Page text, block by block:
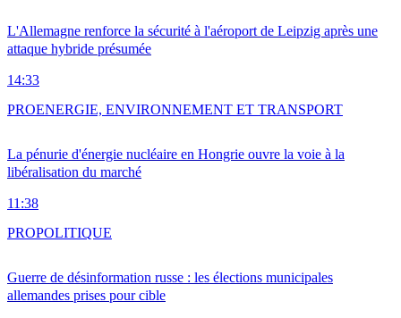
L'Allemagne renforce la sécurité à l'aéroport de Leipzig après une
attaque hybride présumée
14:33
La pénurie d'énergie nucléaire en Hongrie ouvre la voie à la
libéralisation du marché
11:38
PROENERGIE, ENVIRONNEMENT ET TRANSPORT
Guerre de désinformation russe : les élections municipales
allemandes prises pour cible
PROPOLITIQUE